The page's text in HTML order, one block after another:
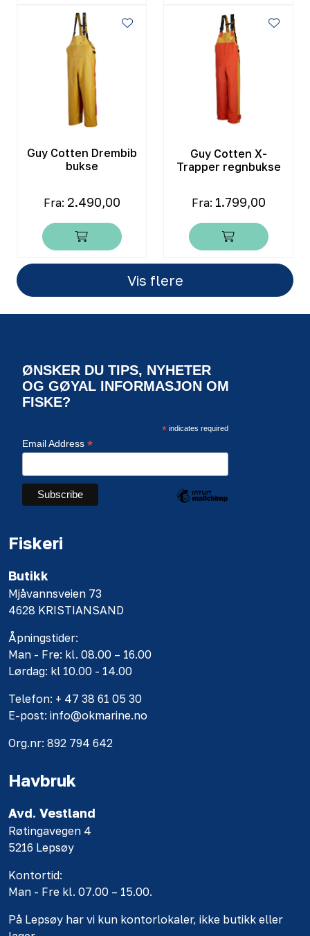
Guy Cotten Drembib
bukse
Fra: 2.490,00
Guy Cotten X-
Trapper regnbukse
Fra: 1.799,00
Vis flere
ØNSKER DU TIPS, NYHETER
OG GØYAL INFORMASJON OM
FISKE?
*indicates required
Email Address *
Fiskeri
Butikk
Mjåvannsveien 73
4628 KRISTIANSAND
Åpningstider:
Man - Fre: kl. 08.00 – 16.00
Lørdag: kl 10.00 - 14.00
Telefon: + 47 38 61 05 30
E-post: info@okmarine.no
Org.nr: 892 794 642
Havbruk
Avd. Vestland
Røtingavegen 4
5216 Lepsøy
Kontortid:
Man - Fre kl. 07.00 – 15.00.
På Lepsøy har vi kun kontorlokaler, ikke butikk eller